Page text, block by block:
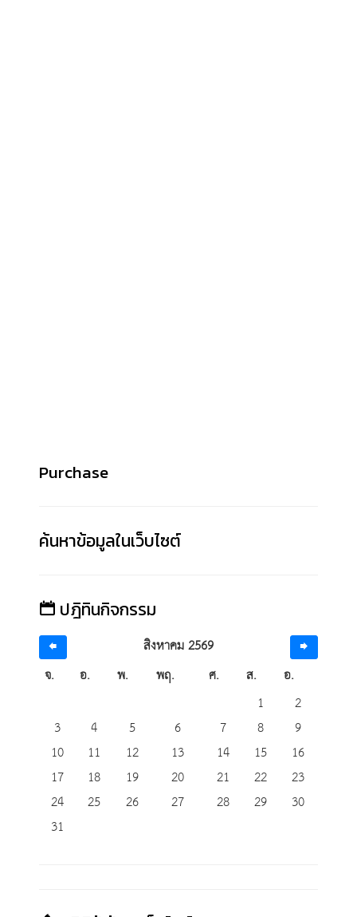
Purchase
ค้นหาข้อมูลในเว็บไซต์
ปฎิทินกิจกรรม
สิงหาคม 2569
จ.
อ. พ. พฤ. ศ. ส.
อ.
1
2
3
4 5 6 7 8
9
10
11 12 13 14 15
16
17
18 19 20 21 22
23
24
25 26 27 28 29
30
31